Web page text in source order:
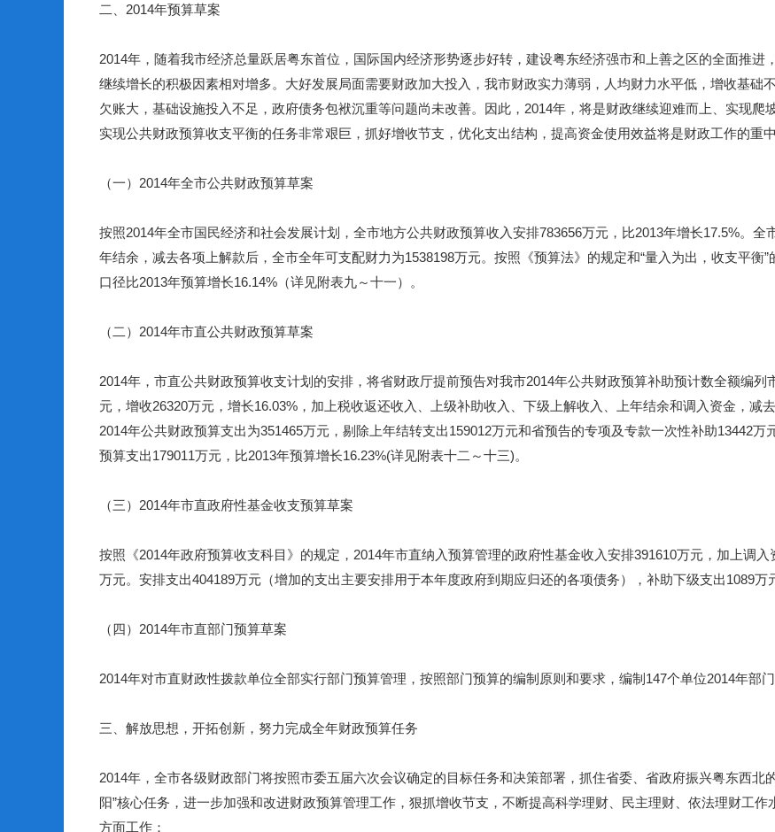
二、 2014年预算草案
2014年，随着我市经济总量跃居粤东首位，国际国内经济形势逐步好转，建设粤东经济强市和上善之区的全面推进
继续增长的积极因素相对增多。大好发展局面需要财政加大投入，我市财政实力薄弱，人均财力水平低，增收基础
欠账大，基础设施投入不足，政府债务包袱沉重等问题尚未改善。因此， 2014年，将是财政继续迎难而上、实现爬
实现公共财政预算收支平衡的任务非常艰巨，抓好增收节支，优化支出结构，提高资金使用效益将是财政工作的重中
（一） 2014年全市公共财政预算草案
按照2014年全市国民经济和社会发展计划，全市地方公共财政预算收入安排783656万元，比2013年增长17.5%。全
年结余，减去各项上解款后，全市全年可支配财力为1538198万元。按照《预算法》的规定和“量入为出，收支平衡”
口径比2013年预算增长16.14% （详见附表九～十一）。
（二） 2014年市直公共财政预算草案
2014年，市直公共财政预算收支计划的安排，将省财政厅提前预告对我市2014年公共财政预算补助预计数全额编列
元，增收26320万元，增长16.03% ，加上税收返还收入、上级补助收入、下级上解收入、上年结余和调入资金，减
2014年公共财政预算支出为351465万元，剔除上年结转支出159012万元和省预告的专项及专款一次性补助13442万
预算支出179011万元，比2013年预算增长16.23%(详见附表十二～十三)。
（三） 2014年市直政府性基金收支预算草案
按照《2014年政府预算收支科目》的规定， 2014年市直纳入预算管理的政府性基金收入安排391610万元，加上调入
万元。安排支出404189万元（增加的支出主要安排用于本年度政府到期应归还的各项债务），补助下级支出1089万
（四） 2014年市直部门预算草案
2014年对市直财政性拨款单位全部实行部门预算管理，按照部门预算的编制原则和要求，编制 147个单位2014年部
三、解放思想，开拓创新，努力完成全年财政预算任务
2014年，全市各级财政部门将按照市委五届六次会议确定的目标任务和决策部署，抓住省委、省政府振兴粤东西北
阳”核心任务，进一步加强和改进财政预算管理工作，狠抓增收节支，不断提高科学理财、民主理财、依法理财工
方面工作：